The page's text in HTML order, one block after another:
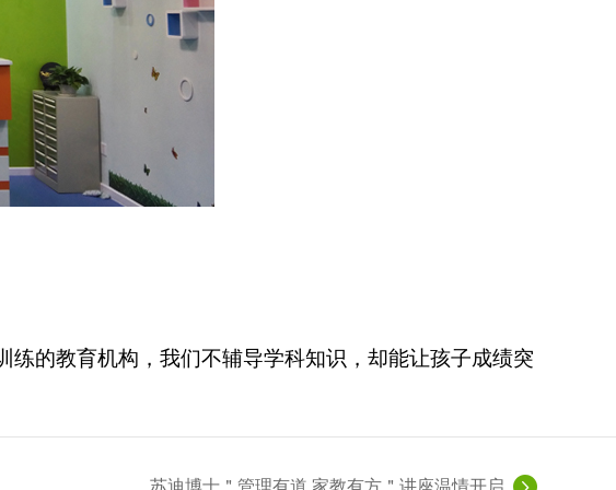
的教育机构，我们不辅导学科知识，却能让孩子成绩突
苏迪博士＂管理有道 家教有方＂讲座温情开启